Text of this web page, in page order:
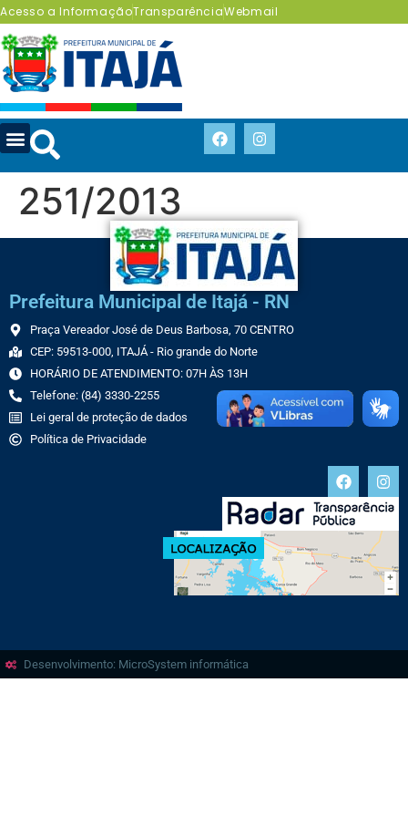
Acesso a InformaçãoTransparênciaWebmail
251/2013
Prefeitura Municipal de Itajá - RN
Praça Vereador José de Deus Barbosa, 70 CENTRO
CEP: 59513-000, ITAJÁ - Rio grande do Norte
HORÁRIO DE ATENDIMENTO: 07H ÀS 13H
Telefone: (84) 3330-2255
Lei geral de proteção de dados
Política de Privacidade
Desenvolvimento: MicroSystem informática